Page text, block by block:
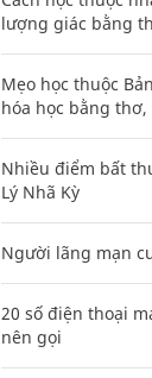
lượng giác bằng
Mẹo học thuộc
hóa học bằng
Nhiều điểm bất
Lý Nhã Kỳ
Người lãng mạn
20 số điện thoại
nên gọi